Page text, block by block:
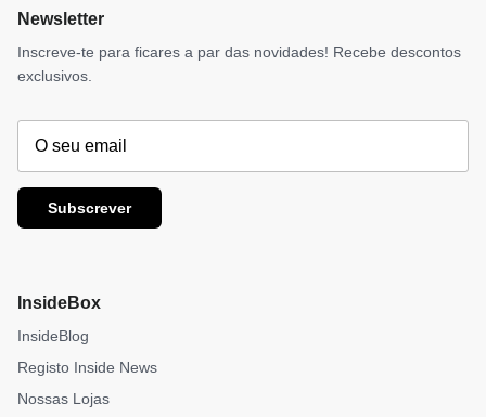
Newsletter
Inscreve-te para ficares a par das novidades! Recebe descontos
exclusivos.
Subscrever
InsideBox
InsideBlog
Registo Inside News
Nossas Lojas